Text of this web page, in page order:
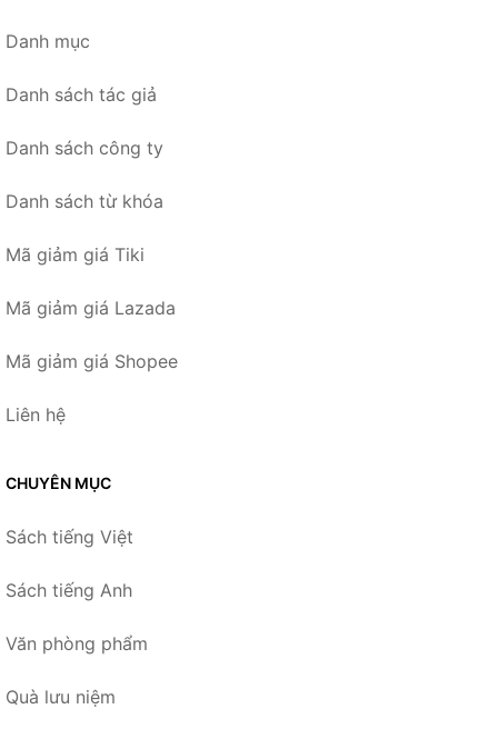
Danh mục
Danh sách tác giả
Danh sách công ty
Danh sách từ khóa
Mã giảm giá Tiki
Mã giảm giá Lazada
Mã giảm giá Shopee
Liên hệ
CHUYÊN MỤC
Sách tiếng Việt
Sách tiếng Anh
Văn phòng phẩm
Quà lưu niệm